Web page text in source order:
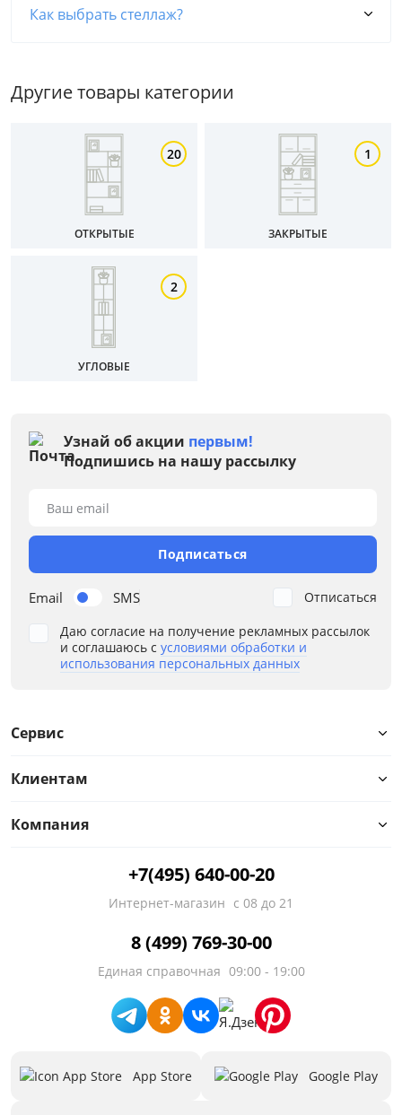
Цвет
Белый
Бежевый
Черный
Серый
Ширина, см
от
от
Материал
Особенности
Наполнение
Количество дверей
Как выбрать стеллаж?
Другие товары категории
20
ОТКРЫТЫЕ
1
ЗАКРЫТЫЕ
2
УГЛОВЫЕ
Узнай об акции первым!
Подпишись на нашу рассылку
Email SMS
Ваш email
Подписаться
Даю согласие на получение рекламных рассылок
и соглашаюсь с условиями обработки и
использования персональных данных
Отписаться
Сервис
Клиентам
Компания
+7(495) 640-00-20
Интернет-магазин с 08 до 21
8 (499) 769-30-00
Единая справочная 09:00 - 19:00
App Store Google Play